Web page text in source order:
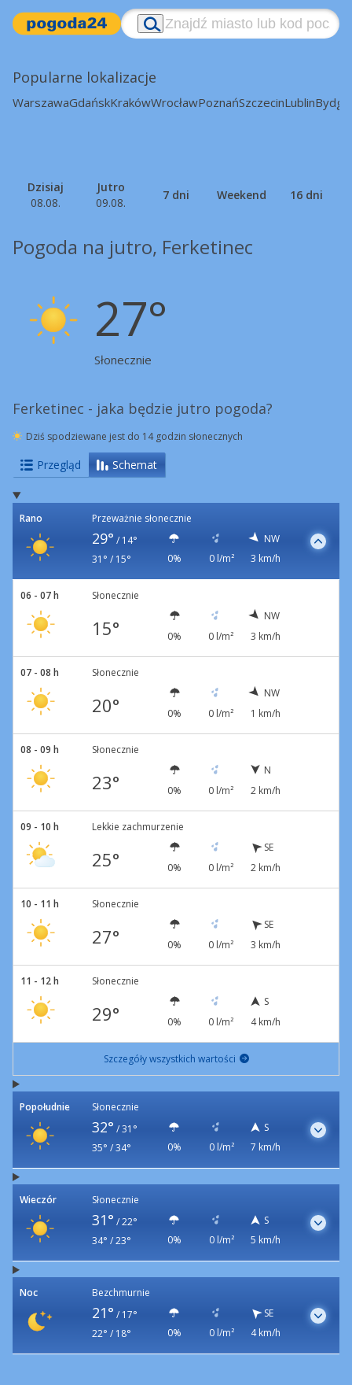
Popularne lokalizacje
WarszawaGdańskKrakówWrocławPoznańSzczecinLublin
Dzisiaj
08.08.
Jutro
09.08.
7 dni Weekend 16 dni
Pogoda na jutro, Ferketinec
27°
Słonecznie
Ferketinec - jaka będzie jutro pogoda?
Dziś spodziewane jest do 14 godzin słonecznych
Przegląd Schemat
Rano Przeważnie słonecznie
29° / 14°
31° / 15°
0% 0 l/m²
NW
3 km/h
06 - 07 h Słonecznie
15° 0% 0 l/m²
NW
3 km/h
07 - 08 h Słonecznie
20° 0% 0 l/m²
NW
1 km/h
08 - 09 h Słonecznie
23° 0% 0 l/m²
N
2 km/h
09 - 10 h Lekkie zachmurzenie
25° 0% 0 l/m²
SE
2 km/h
10 - 11 h Słonecznie
27° 0% 0 l/m²
SE
3 km/h
11 - 12 h Słonecznie
29° 0% 0 l/m²
S
4 km/h
Szczegóły wszystkich wartości
Popołudnie Słonecznie
32° / 31°
35° / 34°
0% 0 l/m²
S
7 km/h
Wieczór Słonecznie
31° / 22°
34° / 23°
0% 0 l/m²
S
5 km/h
Noc Bezchmurnie
21° / 17°
22° / 18°
0% 0 l/m²
SE
4 km/h